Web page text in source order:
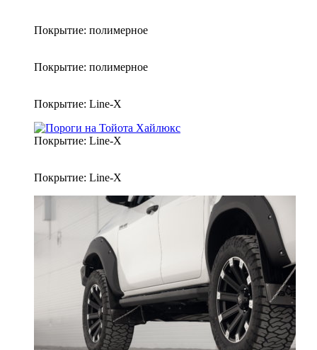
Покрытие: полимерное
Покрытие: полимерное
Покрытие: Line-X
Покрытие: Line-X
Покрытие: Line-X